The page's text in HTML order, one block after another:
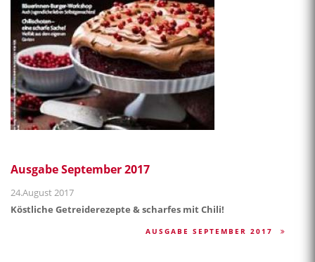
Ausgabe September 2017
24.August 2017
Köstliche Getreiderezepte & scharfes mit Chili!
AUSGABE SEPTEMBER 2017